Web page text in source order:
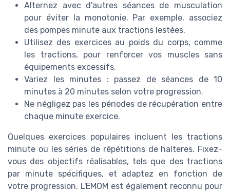
Alternez avec d'autres séances de musculation
pour éviter la monotonie. Par exemple, associez
des pompes minute aux tractions lestées.
Utilisez des exercices au poids du corps, comme
les tractions, pour renforcer vos muscles sans
équipements excessifs.
Variez les minutes : passez de séances de 10
minutes à 20 minutes selon votre progression.
Ne négligez pas les périodes de récupération entre
chaque minute exercice.
Quelques exercices populaires incluent les tractions
minute ou les séries de répétitions de halteres. Fixez-
vous des objectifs réalisables, tels que des tractions
par minute spécifiques, et adaptez en fonction de
votre progression. L'EMOM est également reconnu pour